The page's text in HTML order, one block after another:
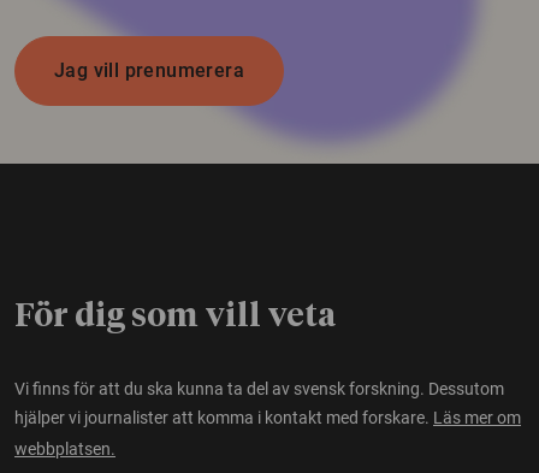
Jag vill prenumerera
För dig som vill veta
Vi finns för att du ska kunna ta del av svensk forskning. Dessutom
hjälper vi journalister att komma i kontakt med forskare. Läs mer om
webbplatsen.